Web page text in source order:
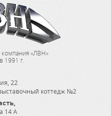
компания «ЛВН»
1991 г.
22
коттедж №2
,
14 А